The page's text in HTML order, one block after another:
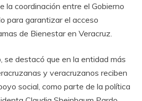
la coordinación entre el Gobierno
para garantizar el acceso
de Bienestar en Veracruz.
se destacó que en la entidad más
y veracruzanos reciben
social, como parte de la política